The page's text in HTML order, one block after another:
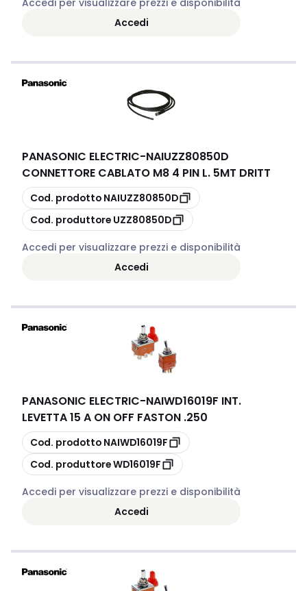
Accedi per visualizzare prezzi e disponibilità
Accedi
PANASONIC ELECTRIC-NAIUZZ80850D
CONNETTORE CABLATO M8 4 PIN L. 5MT DRITT
copia
Cod. prodotto NAIUZZ80850D
copia
Cod. produttore UZZ80850D
Accedi per visualizzare prezzi e disponibilità
Accedi
PANASONIC ELECTRIC-NAIWD16019F INT.
LEVETTA 15 A ON OFF FASTON .250
copia
Cod. prodotto NAIWD16019F
copia
Cod. produttoreWD16019F
Accedi per visualizzare prezzi e disponibilità
Accedi